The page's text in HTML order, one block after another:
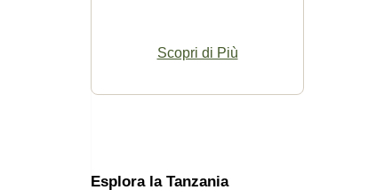
Scopri di Più
Esplora la Tanzania